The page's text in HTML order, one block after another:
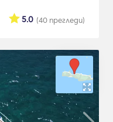
(40 прегледи)
5.0